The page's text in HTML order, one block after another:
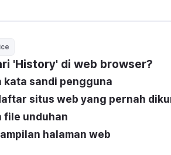
'History' di web browser?
kata sandi pengguna
situs web yang pernah
file unduhan
halaman web